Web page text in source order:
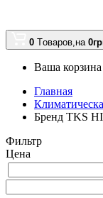
0 Tоваров,на
Ваша корзина
Главная
Бренд TKS
Фильтр
Цена